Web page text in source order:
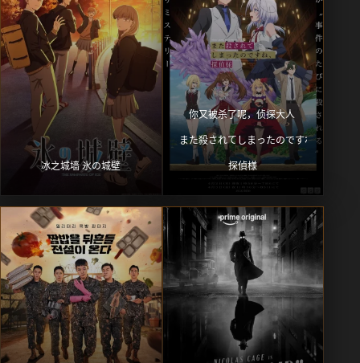
冰之城墙 氷の城壁
你又被杀了呢，侦探大人
また殺されてしまったのですね、
探偵様